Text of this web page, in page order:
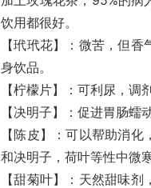
饮用都很好。
【玳玳花】：微苦，但
身饮品。
【柠檬片】：可利尿，
【决明子】：促进胃肠
【陈皮】：可以帮助消
和决明子，荷叶等性中微
【甜菊叶】：天然甜味